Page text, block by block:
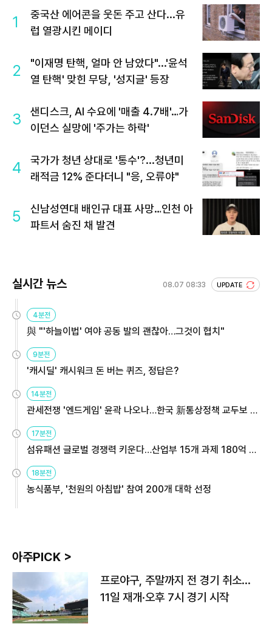
1
중국산 에어콘을 웃돈 주고 산다...유
럽 열광시킨 메이디
2
"이재명 탄핵, 얼마 안 남았다"...'윤석
열 탄핵' 맞힌 무당, '성지글' 등장
3
샌디스크, AI 수요에 '매출 4.7배'…가
이던스 실망에 '주가는 하락'
4
국가가 청년 상대로 '통수'?...청년미
래적금 12% 준다더니 "응, 오류야"
5
신남성연대 배인규 대표 사망…인천 아
파트서 숨진 채 발견
실시간 뉴스 08.07 08:33 UPDATE
4분전
與 "'하늘이법' 여야 공동 발의 괜찮아…그것이 협치"
9분전
'캐시딜' 캐시워크 돈 버는 퀴즈, 정답은?
14분전
관세전쟁 '엔드게임' 윤곽 나오나…한국 新통상정책 교두보 활
17분전
섬유패션 글로벌 경쟁력 키운다…산업부 15개 과제 180억 지
18분전
농식품부, '천원의 아침밥' 참여 200개 대학 선정
아주PICK >
프로야구, 주말까지 전 경기 취소…
11일 재개·오후 7시 경기 시작